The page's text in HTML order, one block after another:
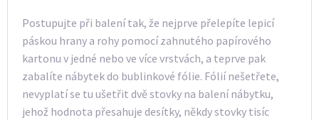
Postupujte při balení tak, že nejprve přelepíte lepicí
páskou hrany a rohy pomocí zahnutého papírového
kartonu v jedné nebo ve více vrstvách, a teprve pak
zabalíte nábytek do bublinkové fólie. Fólií nešetřete,
nevyplatí se tu ušetřit dvě stovky na balení nábytku,
jehož hodnota přesahuje desítky, někdy stovky tisíc